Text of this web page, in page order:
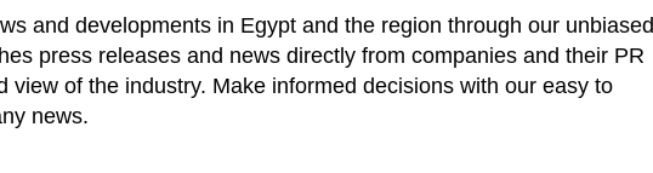
and developments in Egypt and the region through our unbiased
press releases and news directly from companies and their PR
view of the industry. Make informed decisions with our easy to
news.